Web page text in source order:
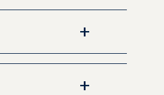
スキャン、営業時間
とよいでしょう。